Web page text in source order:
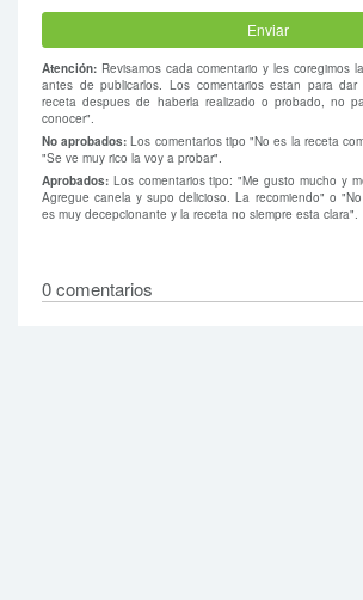
Atención: Revisamos cada comentario y les coregimos
antes de publicarlos. Los comentarios estan para
receta despues de haberla realizado o probado, no
conocer".
No aprobados:Los comentarios tipo "No es la receta
"Se ve muy rico la voy a probar".
Aprobados: Los comentarios tipo: "Me gusto mucho y
Agregue canela y supo delicioso. La recomiendo" o
es muy decepcionante y la receta no siempre esta clara".
0 comentarios